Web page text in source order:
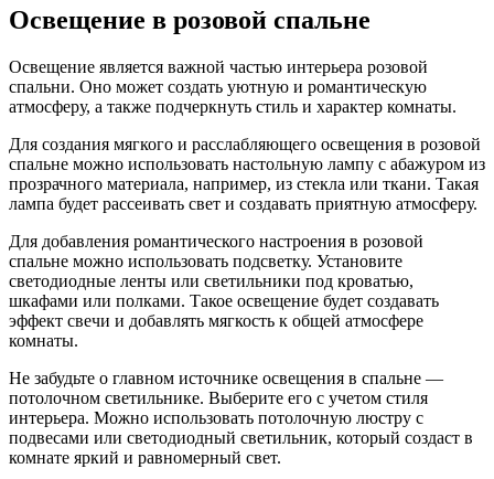
Освещение в розовой спальне
Освещение является важной частью интерьера розовой
спальни. Оно может создать уютную и романтическую
атмосферу, а также подчеркнуть стиль и характер комнаты.
Для создания мягкого и расслабляющего освещения в розовой
спальне можно использовать настольную лампу с абажуром из
прозрачного материала, например, из стекла или ткани. Такая
лампа будет рассеивать свет и создавать приятную атмосферу.
Для добавления романтического настроения в розовой
спальне можно использовать подсветку. Установите
светодиодные ленты или светильники под кроватью,
шкафами или полками. Такое освещение будет создавать
эффект свечи и добавлять мягкость к общей атмосфере
комнаты.
Не забудьте о главном источнике освещения в спальне —
потолочном светильнике. Выберите его с учетом стиля
интерьера. Можно использовать потолочную люстру с
подвесами или светодиодный светильник, который создаст в
комнате яркий и равномерный свет.